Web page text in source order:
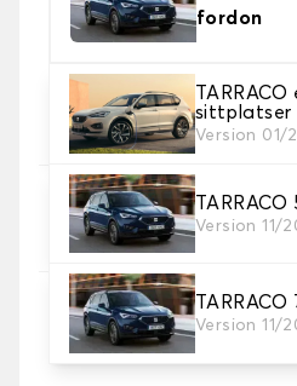
fordon
TARRACO
sittplatser
Version 01/
Version 11/
Version 11/
2. Material
Välj material för din
3. uppsättning av
Välj det antal bilmattor du
4. Färger på mattor
Välj färg på din matta bil.